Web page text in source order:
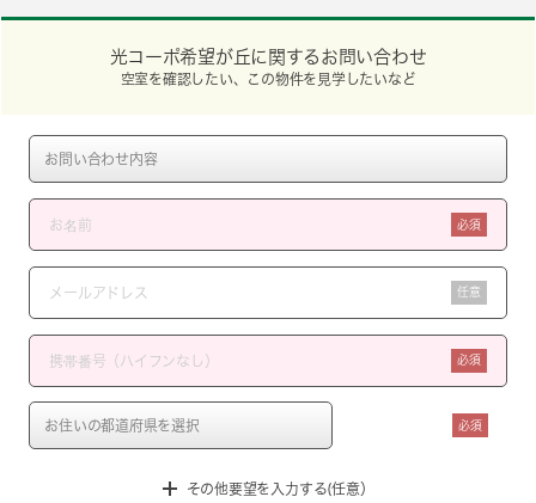
光コーポ希望が丘に関するお問い合わせ
空室を確認したい、この物件を見学したいなど
必須
任意
必須
必須
その他要望を入力する(任意）